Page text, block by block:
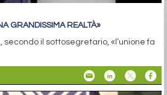
GRANDISSIMA REALTÀ»
il sottosegretario, «l’unione fa